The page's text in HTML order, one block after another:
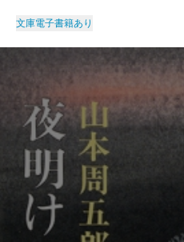
文庫電子書籍あり